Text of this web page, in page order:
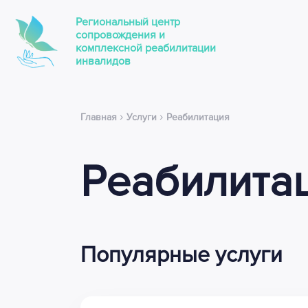
Региональный центр
сопровождения и
комплексной реабилитации
инвалидов
Главная › Услуги › Реабилитация
Популярные услуги